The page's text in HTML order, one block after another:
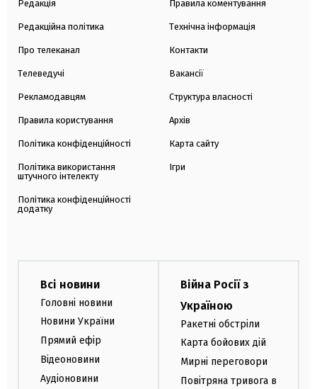
Редакція
Редакційна політика
Про телеканал
Телеведучі
Рекламодавцям
Правила користування
Політика конфіденційності
Політика використання
штучного інтелекту
Політика конфіденційності
додатку
Правила коментування
Технічна інформація
Контакти
Вакансії
Структура власності
Архів
Карта сайту
Ігри
Всі новини
Головні новини
Новини України
Прямий ефір
Відеоновини
Аудіоновини
Війна Росії з
Україною
Ракетні обстріли
Карта бойових дій
Мирні переговори
Повітряна тривога в